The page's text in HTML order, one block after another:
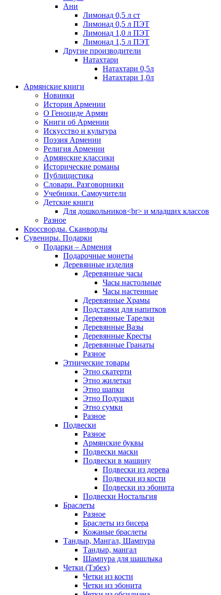
Ани
Лимонад 0,5 л ст
Лимонад 0,5 л ПЭТ
Лимонад 1,0 л ПЭТ
Лимонад 1,5 л ПЭТ
Другие производители
Натахтари
Натахтари 0,5л
Натахтари 1,0л
Армянские книги
Новинки
История Армении
О Геноциде Армян
Книги об Армении
Иcкусство и культура
Поэзия Армении
Религия Армении
Армянские классики
Исторические романы
Публицистика
Словари. Разговорники
Учебники. Самоучители
Детские книги
Для дошкольников<br> и младших классов
Разное
Кроссворды. Сканворды
Сувениры. Подарки
Подарки – Армения
Подарочные монеты
Деревянные изделия
Деревянные часы
Часы настольные
Часы настенные
Деревянные Храмы
Подставки для напитков
Деревянные Тарелки
Деревянные Вазы
Деревянные Кресты
Деревянные Гранаты
Разное
Этнические товары
Этно скатерти
Этно жилетки
Этно шапки
Этно Подушки
Этно сумки
Разное
Подвески
Разное
Армянские буквы
Подвески маски
Подвески в машину
Подвески из дерева
Подвески из кости
Подвески из эбонита
Подвески Ностальгия
Браслеты
Разное
Браслеты из бисера
Кожаные браслеты
Тандыр, Мангал, Шампура
Тандыр, мангал
Шампура для шашлыка
Четки (Тзбех)
Четки из кости
Четки из эбонита